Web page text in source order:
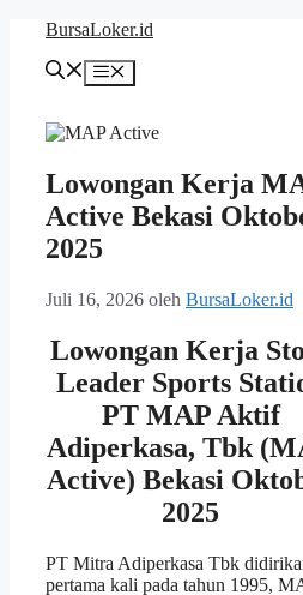
Langsung
BursaLoker.id
Menu
Lowongan Kerja
Active Bekasi
2025
Juli 16, 2026 oleh BursaLoker.id
Lowongan Kerja
Leader Sports
PT MAP Aktif
Adiperkasa, Tbk
Active) Bekasi
2025
PT Mitra Adiperkasa Tbk
pertama kali pada tahun 1995,